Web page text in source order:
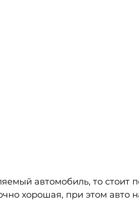
автомобиль, то стоит
хорошая, при этом авто